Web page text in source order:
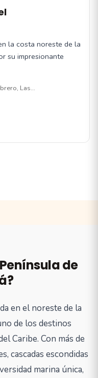
la costa noreste de la
su impresionante
Las…
de
en el noreste de la
de los destinos
Caribe. Con más de
cascadas escondidas
marina única,